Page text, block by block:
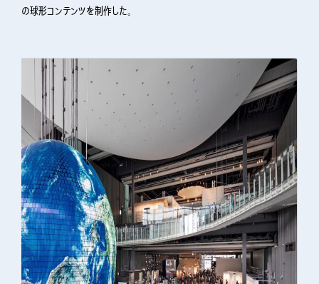
の球形コンテンツを制作した。